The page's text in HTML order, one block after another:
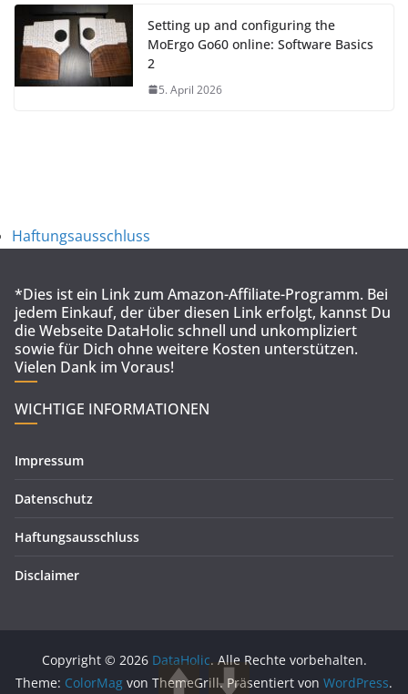
Setting up and configuring the
MoErgo Go60 online: Software Basics
2
5. April 2026
Haftungsausschluss
*Dies ist ein Link zum Amazon-Affiliate-Programm. Bei
jedem Einkauf, der über diesen Link erfolgt, kannst Du
die Webseite DataHolic schnell und unkompliziert
sowie für Dich ohne weitere Kosten unterstützen.
Vielen Dank im Voraus!
WICHTIGE INFORMATIONEN
Impressum
Datenschutz
Haftungsausschluss
Disclaimer
Copyright © 2026 DataHolic. Alle Rechte vorbehalten.
Theme: ColorMag von ThemeGrill. Präsentiert von WordPress.